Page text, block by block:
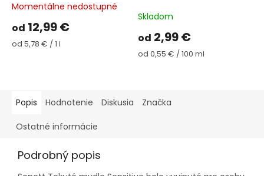
Priemerné
produktu
je
Momentálne nedostupné
od 12,99 €
Jednotková
od 5,78 € / 1 l
Skladom
od 2,99 €
Jednotková
od 0,55 € / 100 ml
Popis Hodnotenie Diskusia Značka
Ostatné informácie
Podrobný popis